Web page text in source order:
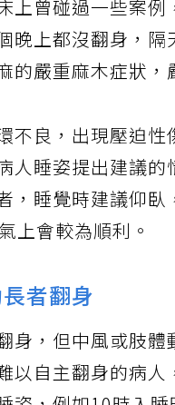
上曾碰過一些案例
晚上都沒翻身，
的嚴重麻木症狀，
不良，出現壓迫
人睡姿提出建議
，睡覺時建議仰
上會較為順利。
者翻身
身，但中風或肢
以自主翻身的病